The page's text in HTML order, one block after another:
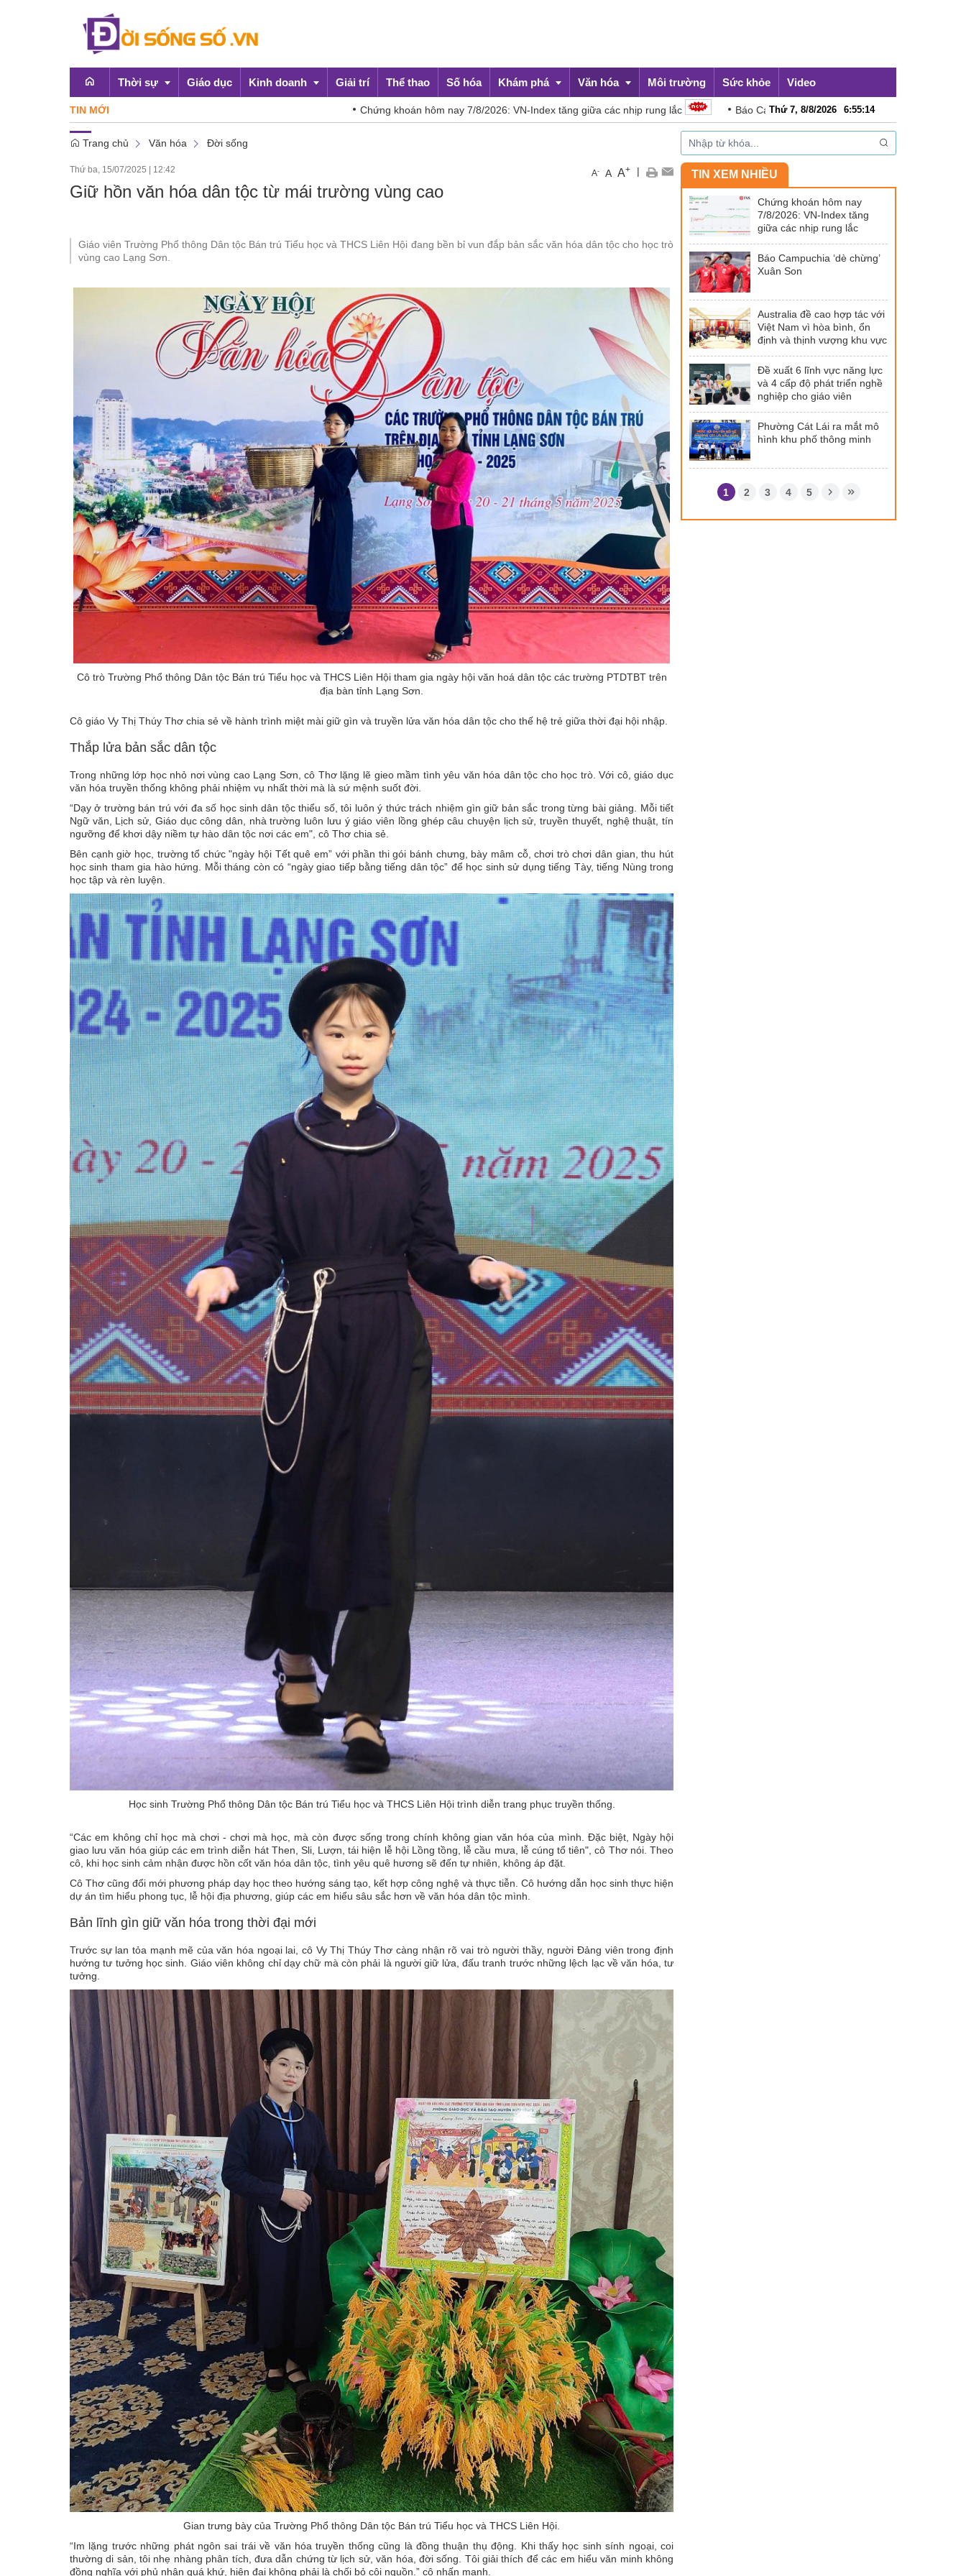
Thời sự
Emagazine
Giáo dục Kinh doanh Giải trí Thể thao Số hóa Khám phá Văn hóa Môi trường Sức khỏe Video
TIN MỚI Chứng khoán hôm nay 7/8/2026: VN-Index tăng giữa các nhịp rung lắc Báo Campuchia ‘dè chừng’ Xuân Son
Thứ 7, 8/8/2026 6:55:16
Trang chủ Văn hóa Đời sống
Thứ ba, 15/07/2025 12:42 A- A A+ |
Giữ hồn văn hóa dân tộc từ mái trường vùng cao
Giáo viên Trường Phổ thông Dân tộc Bán trú Tiểu học và THCS Liên Hội đang bền bỉ vun đắp bản sắc văn hóa dân tộc cho học trò
vùng cao Lạng Sơn.
Cô trò Trường Phổ thông Dân tộc Bán trú Tiểu học và THCS Liên Hội tham gia ngày hội văn hoá dân tộc các trường PTDTBT trên
địa bàn tỉnh Lạng Sơn.
Cô giáo Vy Thị Thúy Thơ chia sẻ về hành trình miệt mài giữ gìn và truyền lửa văn hóa dân tộc cho thế hệ trẻ giữa thời đại hội nhập.
Thắp lửa bản sắc dân tộc
Trong những lớp học nhỏ nơi vùng cao Lạng Sơn, cô Thơ lặng lẽ gieo mầm tình yêu văn hóa dân tộc cho học trò. Với cô, giáo dục
văn hóa truyền thống không phải nhiệm vụ nhất thời mà là sứ mệnh suốt đời.
“Dạy ở trường bán trú với đa số học sinh dân tộc thiểu số, tôi luôn ý thức trách nhiệm gìn giữ bản sắc trong từng bài giảng. Mỗi tiết
Ngữ văn, Lịch sử, Giáo dục công dân, nhà trường luôn lưu ý giáo viên lồng ghép câu chuyện lịch sử, truyền thuyết, nghệ thuật, tín
ngưỡng để khơi dậy niềm tự hào dân tộc nơi các em", cô Thơ chia sẻ.
Bên cạnh giờ học, trường tổ chức "ngày hội Tết quê em” với phần thi gói bánh chưng, bày mâm cỗ, chơi trò chơi dân gian, thu hút
học sinh tham gia hào hứng. Mỗi tháng còn có “ngày giao tiếp bằng tiếng dân tộc” để học sinh sử dụng tiếng Tày, tiếng Nùng trong
học tập và rèn luyện.
Học sinh Trường Phổ thông Dân tộc Bán trú Tiểu học và THCS Liên Hội trình diễn trang phục truyền thống.
“Các em không chỉ học mà chơi - chơi mà học, mà còn được sống trong chính không gian văn hóa của mình. Đặc biệt, Ngày hội
giao lưu văn hóa giúp các em trình diễn hát Then, Sli, Lượn, tái hiện lễ hội Lồng tồng, lễ cầu mưa, lễ cúng tổ tiên", cô Thơ nói. Theo
cô, khi học sinh cảm nhận được hồn cốt văn hóa dân tộc, tình yêu quê hương sẽ đến tự nhiên, không áp đặt.
Cô Thơ cũng đổi mới phương pháp dạy học theo hướng sáng tạo, kết hợp công nghệ và thực tiễn. Cô hướng dẫn học sinh thực hiện
dự án tìm hiểu phong tục, lễ hội địa phương, giúp các em hiểu sâu sắc hơn về văn hóa dân tộc mình.
Bản lĩnh gìn giữ văn hóa trong thời đại mới
Trước sự lan tỏa mạnh mẽ của văn hóa ngoại lai, cô Vy Thị Thúy Thơ càng nhận rõ vai trò người thầy, người Đảng viên trong định
hướng tư tưởng học sinh. Giáo viên không chỉ dạy chữ mà còn phải là người giữ lửa, đấu tranh trước những lệch lạc về văn hóa, tư
tưởng.
Gian trưng bày của Trường Phổ thông Dân tộc Bán trú Tiểu học và THCS Liên Hội.
“Im lặng trước những phát ngôn sai trái về văn hóa truyền thống cũng là đồng thuận thụ động. Khi thấy học sinh sính ngoại, coi
thường di sản, tôi nhẹ nhàng phân tích, đưa dẫn chứng từ lịch sử, văn hóa, đời sống. Tôi giải thích để các em hiểu văn minh không
đồng nghĩa với phủ nhận quá khứ, hiện đại không phải là chối bỏ cội nguồn.” cô nhấn mạnh.
TIN XEM NHIỀU
Chứng khoán hôm nay
7/8/2026: VN-Index tăng
giữa các nhịp rung lắc
Báo Campuchia ‘dè chừng’
Xuân Son
Australia đề cao hợp tác với
Việt Nam vì hòa bình, ổn
định và thịnh vượng khu vực
Đề xuất 6 lĩnh vực năng lực
và 4 cấp độ phát triển nghề
nghiệp cho giáo viên
Phường Cát Lái ra mắt mô
hình khu phố thông minh
1 2 3 4 5